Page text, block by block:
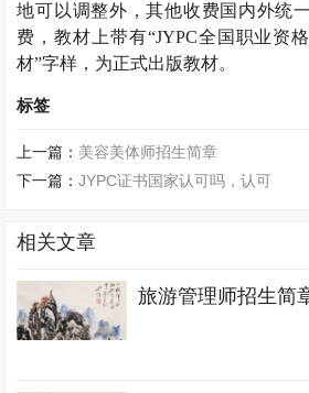
地可以调整外，其他收费国内外统
费，教材上带有“JYPC全国职业资
材”字样，为正式出版教材。
标签
上一篇： 美容美体师招生简章
下一篇：JYPC证书国家认可吗，认可
相关文章
旅游管理师招生简